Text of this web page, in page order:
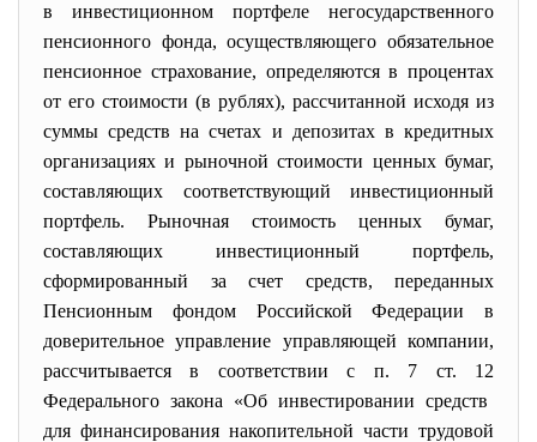
в инвестиционном портфеле негосударственного
пенсионного фонда, осуществляющего обязательное
пенсионное страхование, определяются в процентах
от его стоимости (в рублях), рассчитанной исходя из
суммы средств на счетах и депозитах в кредитных
организациях и рыночной стоимости ценных бумаг,
составляющих соответствующий инвестиционный
портфель. Рыночная стоимость ценных бумаг,
составляющих инвестиционный портфель,
сформированный за счет средств, переданных
Пенсионным фондом Российской Федерации в
доверительное управление управляющей компании,
рассчитывается в соответствии с п. 7 ст. 12
Федерального закона «Об инвестировании средств
для финансирования накопительной части трудовой